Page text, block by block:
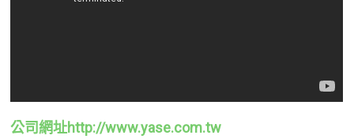
公司網址http://www.yase.com.tw